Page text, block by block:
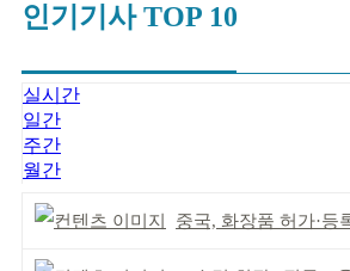
인기기사 TOP 10
실시간
일간
주간
월간
중국, 화장품 허가·등록 대수